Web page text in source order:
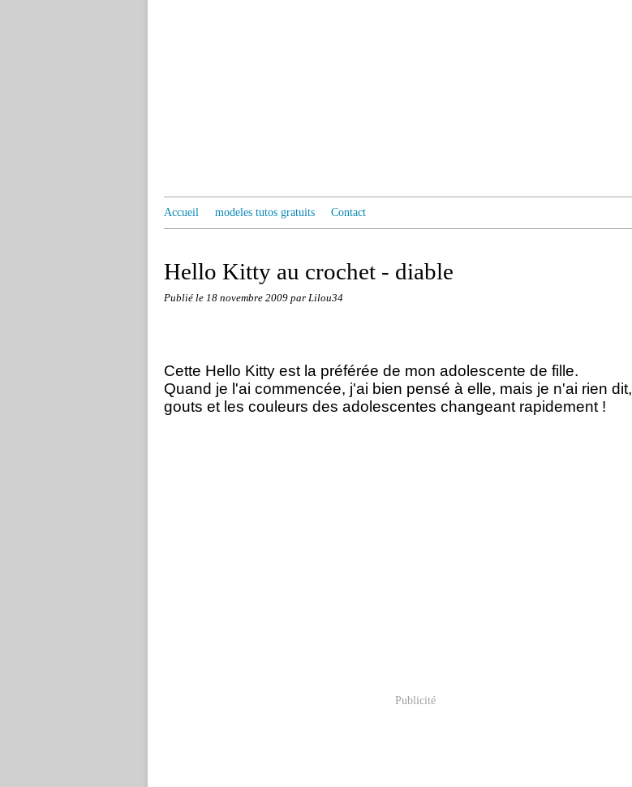
Accueil modeles tutos gratuits Contact
Hello Kitty au crochet - diable
Publié le 18 novembre 2009 par Lilou34
Cette Hello Kitty est la préférée de mon adolescente de fille.
Quand je l'ai commencée, j'ai bien pensé à elle, mais je n'ai rien dit,
gouts et les couleurs des adolescentes changeant rapidement !
Publicité